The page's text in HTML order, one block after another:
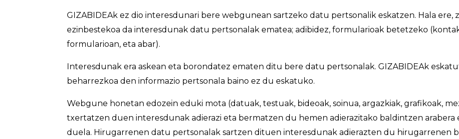
GIZABIDEAk ez dio interesdunari bere webgunean sartzeko datu pertsonalik eskatzen. Hala
ezinbestekoa da interesdunak datu pertsonalak ematea; adibidez, formularioak betetzeko
formularioan, eta abar).
Interesdunak era askean eta borondatez ematen ditu bere datu pertsonalak. GIZABIDEAk
beharrezkoa den informazio pertsonala baino ez du eskatuko.
Webgune honetan edozein eduki mota (datuak, testuak, bideoak, soinua, argazkiak, grafikoak,
txertatzen duen interesdunak adierazi eta bermatzen du hemen adierazitako baldintzen
duela. Hirugarrenen datu pertsonalak sartzen dituen interesdunak adierazten du hirugarrenen